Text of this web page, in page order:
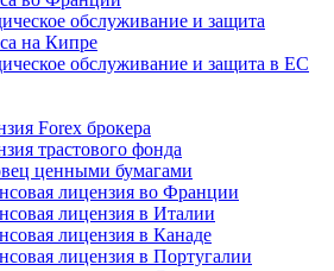
обслуживание и защита
на Кипре
обслуживание и защита в ЕС
Forex брокера
трастового фонда
ценными бумагами
лицензия во Франции
лицензия в Италии
лицензия в Канаде
лицензия в Португалии